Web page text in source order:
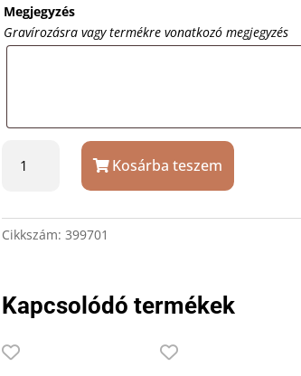
Megjegyzés
Gravírozásra vagy termékre vonatkozó megjegyzés
38×14
gravírozással
Kosárba teszem
Cikkszám: 399701
Kapcsolódó termékek